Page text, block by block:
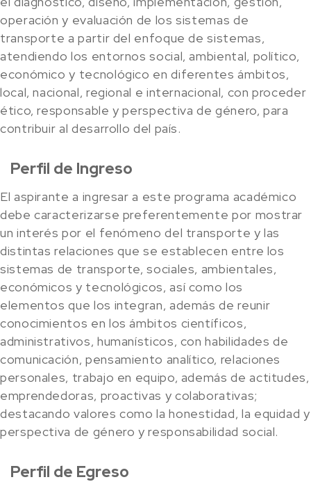
operación y evaluación de los sistemas de
transporte a partir del enfoque de sistemas,
atendiendo los entornos social, ambiental, político,
económico y tecnológico en diferentes ámbitos,
local, nacional, regional e internacional, con proceder
ético, responsable y perspectiva de género, para
contribuir al desarrollo del país.
Perfil de Ingreso
El aspirante a ingresar a este programa académico
debe caracterizarse preferentemente por mostrar
un interés por el fenómeno del transporte y las
distintas relaciones que se establecen entre los
sistemas de transporte, sociales, ambientales,
económicos y tecnológicos, así como los
elementos que los integran, además de reunir
conocimientos en los ámbitos científicos,
administrativos, humanísticos, con habilidades de
comunicación, pensamiento analítico, relaciones
personales, trabajo en equipo, además de actitudes,
emprendedoras, proactivas y colaborativas;
destacando valores como la honestidad, la equidad y
perspectiva de género y responsabilidad social.
Perfil de Egreso